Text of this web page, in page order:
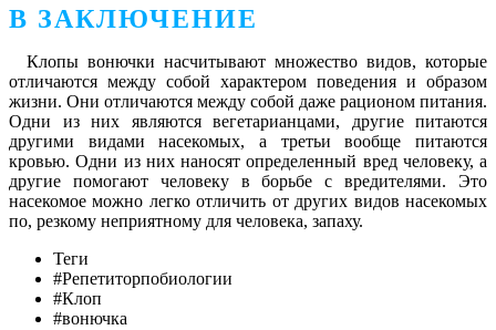
В ЗАКЛЮЧЕНИЕ
Клопы вонючки насчитывают множество видов, которые
отличаются между собой характером поведения и образом
жизни. Они отличаются между собой даже рационом питания.
Одни из них являются вегетарианцами, другие питаются
другими видами насекомых, а третьи вообще питаются
кровью. Одни из них наносят определенный вред человеку, а
другие помогают человеку в борьбе с вредителями. Это
насекомое можно легко отличить от других видов насекомых
по, резкому неприятному для человека, запаху.
Теги
#Репетиторпобиологии
#Клоп
#вонючка